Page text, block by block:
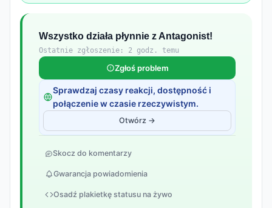
Wszystko działa płynnie z Antagonist!
Ostatnie zgłoszenie: 2 godz. temu
Zgłoś problem
Sprawdzaj czasy reakcji, dostępność i
połączenie w czasie rzeczywistym.
Otwórz →
Skocz do komentarzy
Gwarancja powiadomienia
Osadź plakietkę statusu na żywo